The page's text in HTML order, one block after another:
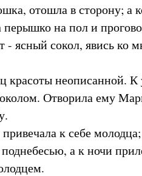
отошла в сторону; а
на пол и
ясный сокол, явись ко
красоты неописанной. К
Отворила ему
к себе
а к ночи